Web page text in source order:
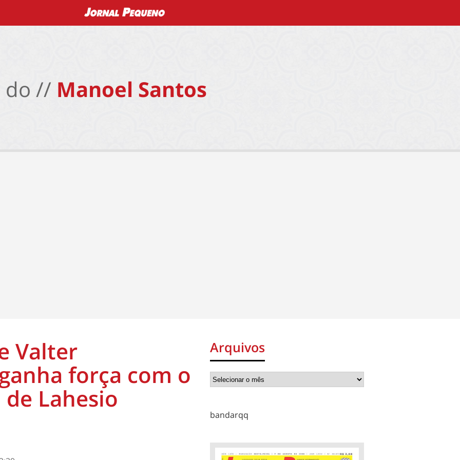
do // Manoel Santos
Valter
força com o
de Lahesio
Arquivos
bandarqq